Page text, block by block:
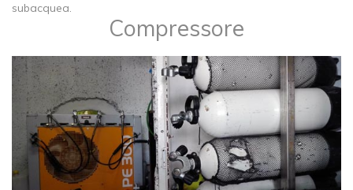
subacquea.
Compressore